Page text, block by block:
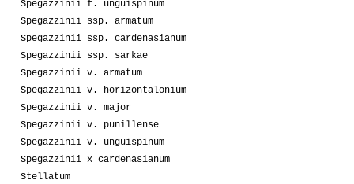
Spegazzinii f. unguispinum
Spegazzinii ssp. armatum
Spegazzinii ssp. cardenasianum
Spegazzinii ssp. sarkae
Spegazzinii v. armatum
Spegazzinii v. horizontalonium
Spegazzinii v. major
Spegazzinii v. punillense
Spegazzinii v. unguispinum
Spegazzinii x cardenasianum
Stellatum